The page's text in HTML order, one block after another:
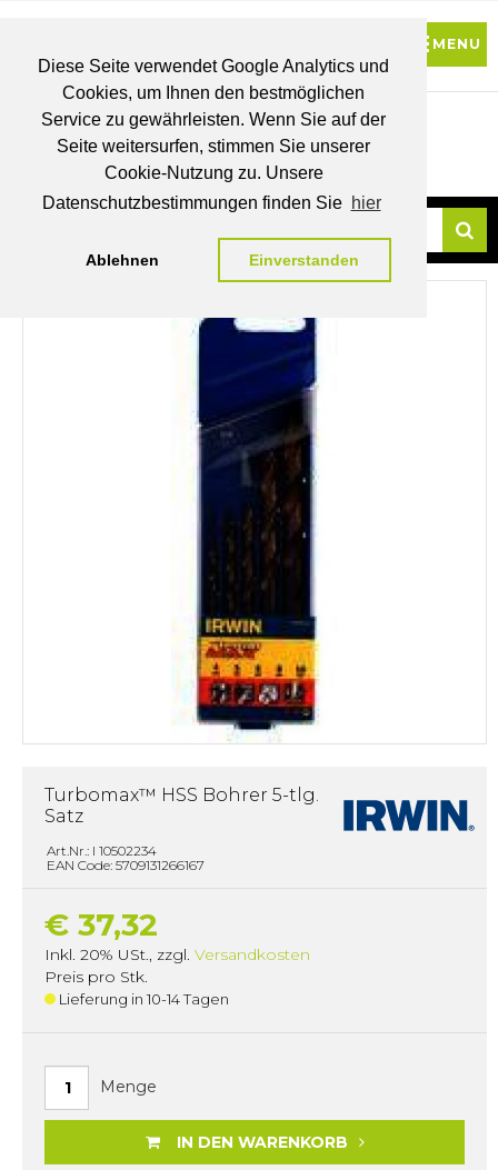
Diese Seite verwendet Google Analytics und
Cookies, um Ihnen den bestmöglichen
Service zu gewährleisten. Wenn Sie auf der
Seite weitersurfen, stimmen Sie unserer
Cookie-Nutzung zu. Unsere
Datenschutzbestimmungen finden Sie hier
Ablehnen Einverstanden
BRUTTO
PREISE
MEIN
WUNSCHLISTE
Turbomax™ HSS Bohrer 5-tlg.
Satz
Art.Nr.: I 10502234
EAN Code: 5709131266167
€ 37,32
Inkl. 20% USt., zzgl. Versandkosten
Preis pro Stk.
Lieferung in 10-14 Tagen
Menge
IN DEN WARENKORB